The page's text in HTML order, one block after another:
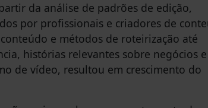
da análise de padrões de edição,
por profissionais e criadores de
e métodos de roteirização até
histórias relevantes sobre negócios
de vídeo, resultou em crescimento do